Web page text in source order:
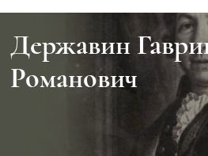
Цветаева